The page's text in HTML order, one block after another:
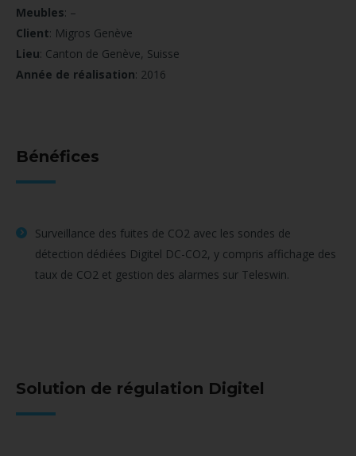
Meubles: –
Client: Migros Genève
Lieu: Canton de Genève, Suisse
Année de réalisation: 2016
Bénéfices
Surveillance des fuites de CO2 avec les sondes de
détection dédiées Digitel DC-CO2, y compris affichage des
taux de CO2 et gestion des alarmes sur Teleswin.
Solution de régulation Digitel